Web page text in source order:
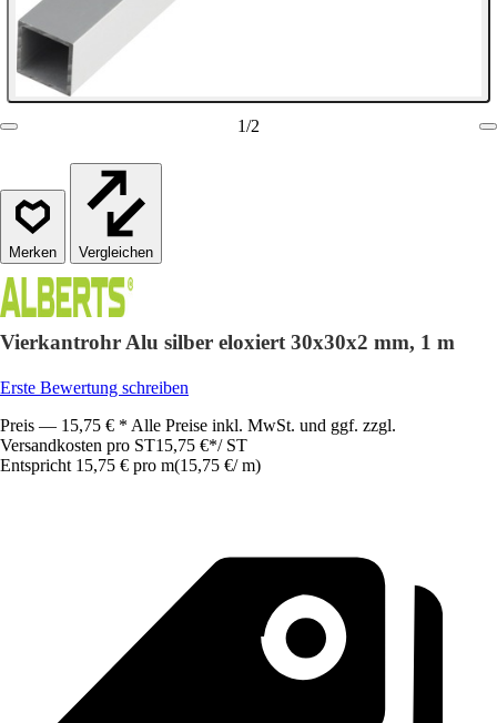
1/2
Vergleichen
Vierkantrohr Alu silber eloxiert 30x30x2 mm, 1 m
Erste Bewertung schreiben
Preis — 15,75 € * Alle Preise inkl. MwSt. und ggf. zzgl.
Versandkosten pro ST15,75 €*/ ST
Entspricht 15,75 € pro m(15,75 €/ m)